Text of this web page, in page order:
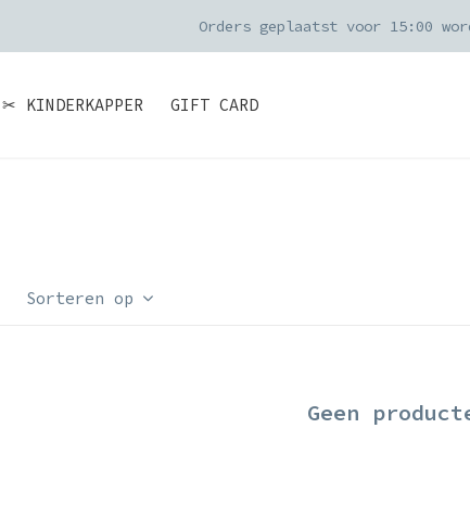
✂ KINDERKAPPER GIFT CARD
Orders geplaatst voor 15:00
Sorteren op
Geen